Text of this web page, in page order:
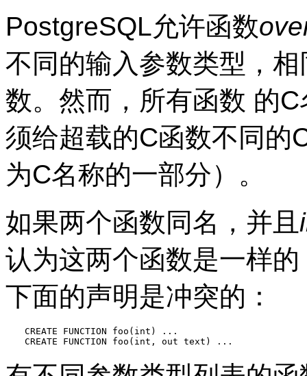
PostgreSQL允许函数
不同的输入参数类型，
数。然而，所有函数 的
须给超载的C函数不同的
为C名称的一部分）。
如果两个函数同名，并且
认为这两个函数是一样
下面的声明是冲突的：
CREATE FUNCTION foo(int) ...
CREATE FUNCTION foo(int, out text) ...